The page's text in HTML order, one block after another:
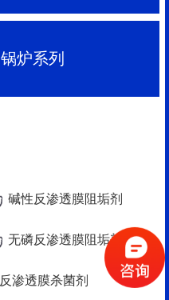
锅炉系列
碱性反渗透膜阻垢剂
无磷反渗透膜阻垢剂
反渗透膜杀菌剂